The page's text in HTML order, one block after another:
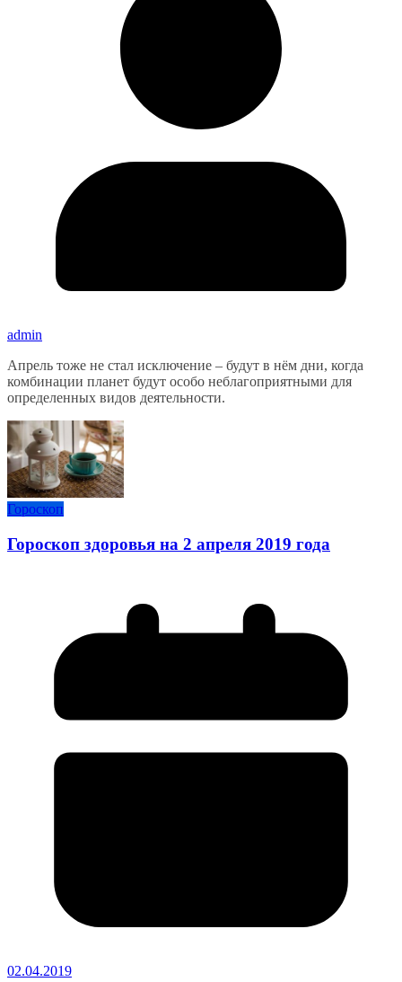
admin
Апрель тоже не стал исключение – будут в нём дни, когда
комбинации планет будут особо неблагоприятными для
определенных видов деятельности.
Гороскоп
Гороскоп здоровья на 2 апреля 2019 года
02.04.2019